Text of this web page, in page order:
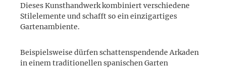
Dieses Kunsthandwerk kombiniert verschiedene
Stilelemente und schafft so ein einzigartiges
Gartenambiente.
Beispielsweise dürfen schattenspendende Arkaden
in einem traditionellen spanischen Garten